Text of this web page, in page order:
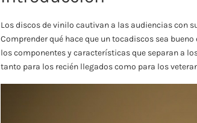
Los discos de vinilo cautivan a las audiencias con
Comprender qué hace que un tocadiscos sea
los componentes y características que separan a
tanto para los recién llegados como para los